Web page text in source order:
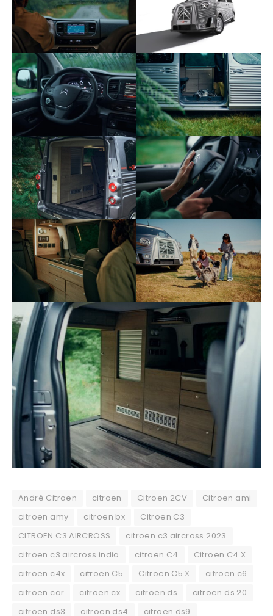
André Citroen citroen Citroen 2CV
Citroen ami
citroen amy
citroen bx
Citroen C3
CITROEN C3 AIRCROSS
citroen c3 aircross 2023
citroen c3 aircross india
citroen C4
Citroen C4 X
citroen c4x
citroen C5 Citroen C5 X
citroen c6
citroen car
citroen cx citroen ds
citroen ds 20
citroen ds3
citroen ds4
citroen ds9